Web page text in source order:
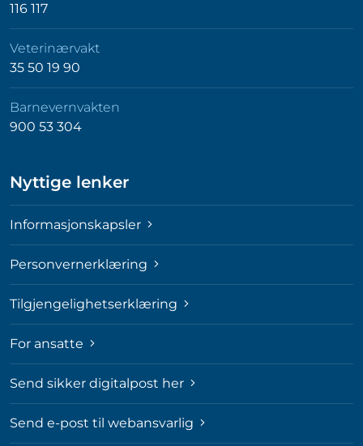
116 117
Veterinærvakt
35 50 19 90
Barnevernvakten
900 53 304
Nyttige lenker
Informasjonskapsler
Personvernerklæring
Tilgjengelighetserklæring
For ansatte
Send sikker digitalpost her
Send e-post til webansvarlig